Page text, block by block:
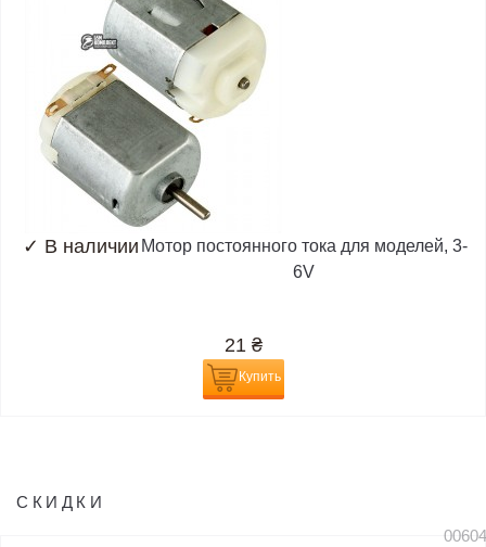
✓ В наличии Мотор постоянного тока для моделей, 3-
6V
21 ₴
Купить
СКИДКИ